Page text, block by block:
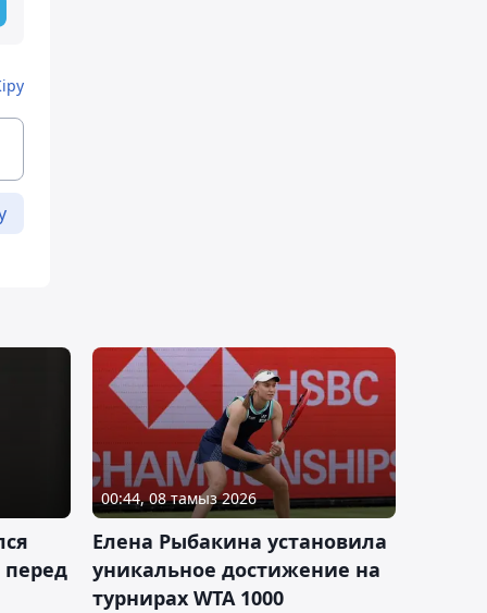
перед
00:44, 08 тамыз 2026
Елена Рыбакина установила
уникальное достижение на
турнирах WTA 1000